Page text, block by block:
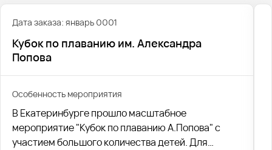
Дата заказа: январь 0001
Кубок по плаванию им. Александра
Попова
Особенность мероприятия
В Екатеринбурге прошло масштабное
мероприятие "Кубок по плаванию А.Попова" с
участием большого количества детей. Для